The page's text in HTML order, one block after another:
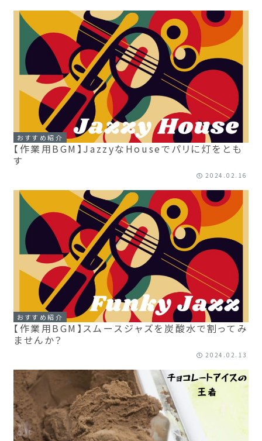
おすすめ紹介
【作業用BGM】JazzyなHouseでパリに灯をとも
す
2024.02.16
おすすめ紹介
【作業用BGM】スムースジャズを炭酸水で割ってみ
ませんか？
2024.02.13